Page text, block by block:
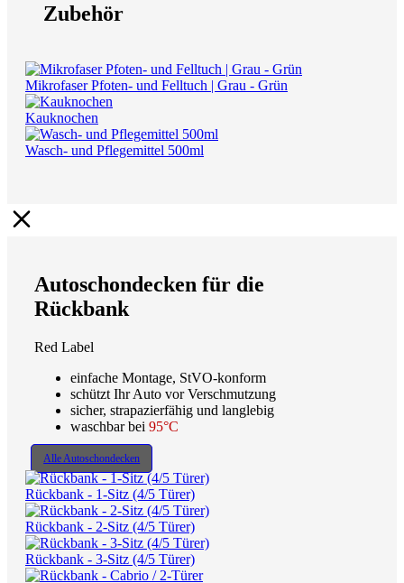
Zubehör
Mikrofaser Pfoten- und Felltuch | Grau - Grün
Kauknochen
Wasch- und Pflegemittel 500ml
Autoschondecken für die
Rückbank
Red Label
einfache Montage, StVO-konform
schützt Ihr Auto vor Verschmutzung
sicher, strapazierfähig und langlebig
waschbar bei 95°C
Alle Autoschondecken
Rückbank - 1-Sitz (4/5 Türer)
Rückbank - 2-Sitz (4/5 Türer)
Rückbank - 3-Sitz (4/5 Türer)